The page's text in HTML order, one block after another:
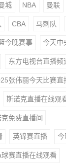
城 NBA 曼联
CBA 马刺队
今晚赛事 今天中
东方电视台直播频
张伟丽今天比赛直
斯诺克直播在线观
免费直播间
英锦赛直播
球赛直播在线观看